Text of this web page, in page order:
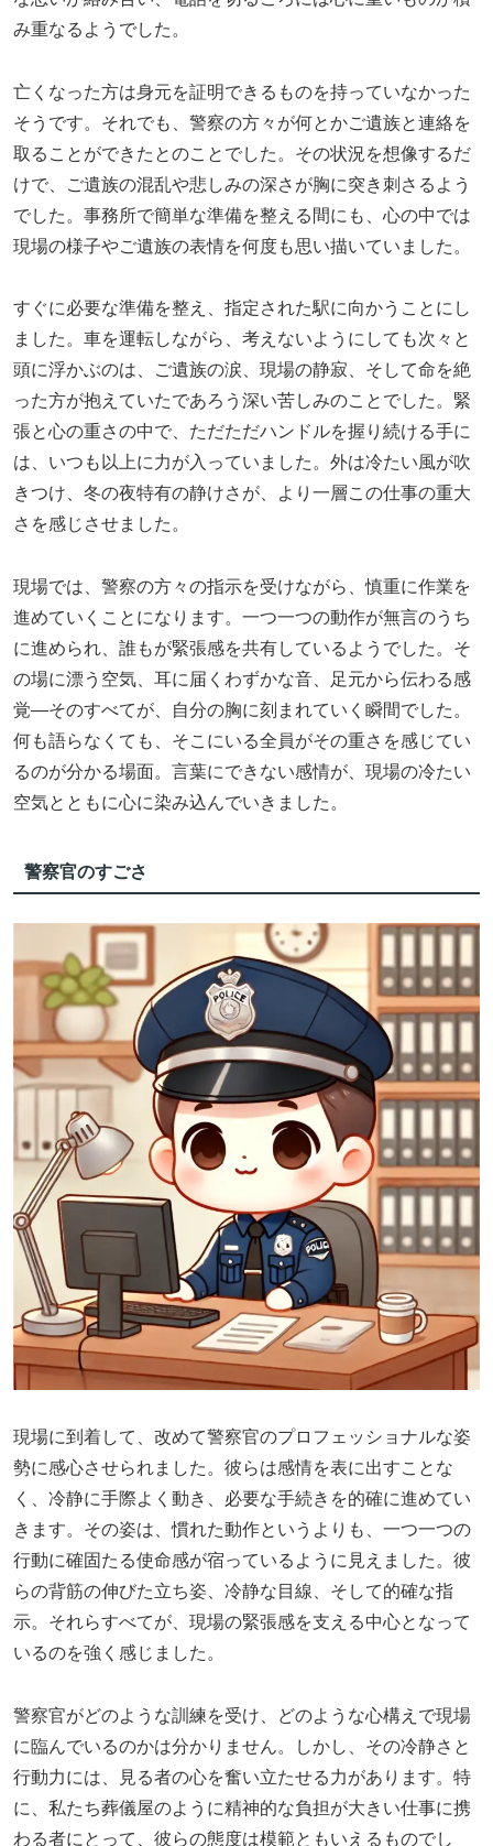
み重なるようでした。
亡くなった方は身元を証明できるものを持っていなかった
そうです。それでも、警察の方々が何とかご遺族と連絡を
取ることができたとのことでした。その状況を想像するだ
けで、ご遺族の混乱や悲しみの深さが胸に突き刺さるよう
でした。事務所で簡単な準備を整える間にも、心の中では
現場の様子やご遺族の表情を何度も思い描いていました。
すぐに必要な準備を整え、指定された駅に向かうことにし
ました。車を運転しながら、考えないようにしても次々と
頭に浮かぶのは、ご遺族の涙、現場の静寂、そして命を絶
った方が抱えていたであろう深い苦しみのことでした。緊
張と心の重さの中で、ただただハンドルを握り続ける手に
は、いつも以上に力が入っていました。外は冷たい風が吹
きつけ、冬の夜特有の静けさが、より一層この仕事の重大
さを感じさせました。
現場では、警察の方々の指示を受けながら、慎重に作業を
進めていくことになります。一つ一つの動作が無言のうち
に進められ、誰もが緊張感を共有しているようでした。そ
の場に漂う空気、耳に届くわずかな音、足元から伝わる感
覚—そのすべてが、自分の胸に刻まれていく瞬間でした。
何も語らなくても、そこにいる全員がその重さを感じてい
るのが分かる場面。言葉にできない感情が、現場の冷たい
空気とともに心に染み込んでいきました。
警察官のすごさ
現場に到着して、改めて警察官のプロフェッショナルな姿
勢に感心させられました。彼らは感情を表に出すことな
く、冷静に手際よく動き、必要な手続きを的確に進めてい
きます。その姿は、慣れた動作というよりも、一つ一つの
行動に確固たる使命感が宿っているように見えました。彼
らの背筋の伸びた立ち姿、冷静な目線、そして的確な指
示。それらすべてが、現場の緊張感を支える中心となって
いるのを強く感じました。
警察官がどのような訓練を受け、どのような心構えで現場
に臨んでいるのかは分かりません。しかし、その冷静さと
行動力には、見る者の心を奮い立たせる力があります。特
に、私たち葬儀屋のように精神的な負担が大きい仕事に携
わる者にとって、彼らの態度は模範ともいえるものでし